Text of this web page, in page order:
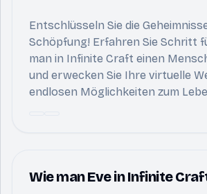
Entschlüsseln Sie die
Schöpfung! Erfahren Sie Schritt
man in Infinite Craft einen
und erwecken Sie Ihre virtuelle
endlosen Möglichkeiten zum
Wie man Eve in Infinite